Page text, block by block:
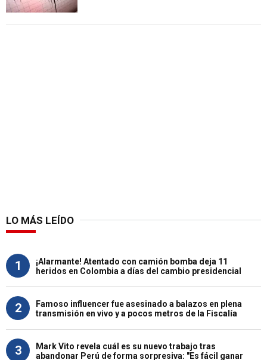
LO MÁS LEÍDO
1
¡Alarmante! Atentado con camión bomba deja 11
heridos en Colombia a días del cambio presidencial
2
Famoso influencer fue asesinado a balazos en plena
transmisión en vivo y a pocos metros de la Fiscalía
3
Mark Vito revela cuál es su nuevo trabajo tras
abandonar Perú de forma sorpresiva: "Es fácil ganar